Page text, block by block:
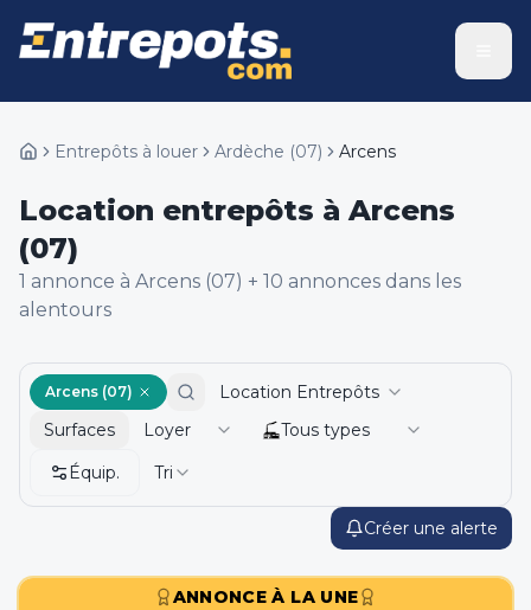
Entrepôts à louer Ardèche (07) Arcens
Location entrepôts à Arcens
(07)
1 annonce à Arcens (07) + 10 annonces dans les
alentours
Créer une alerte
Arcens (07)
Location Entrepôts
Surfaces
Loyer
Tous types
Équip.
Tri
ANNONCE À LA UNE